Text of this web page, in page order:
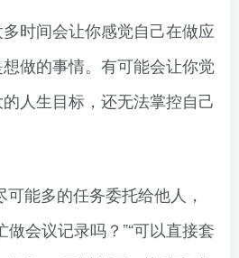
时间会让你感觉自己在做应
做的事情。有可能会让你觉
人生目标，还无法掌控自己
可能多的任务委托给他人，
做会议记录吗？”“可以直接套